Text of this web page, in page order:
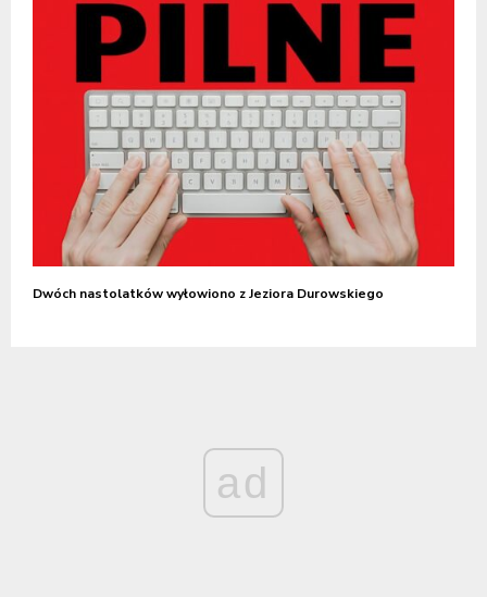
Dwóch nastolatków wyłowiono z Jeziora Durowskiego
ad